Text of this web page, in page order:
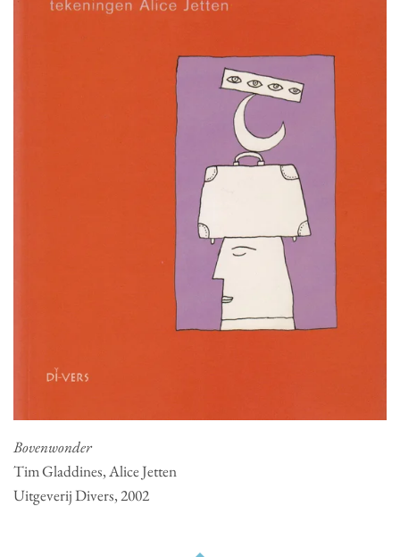
Bovenwonder
Tim Gladdines, Alice Jetten
Uitgeverij Divers, 2002